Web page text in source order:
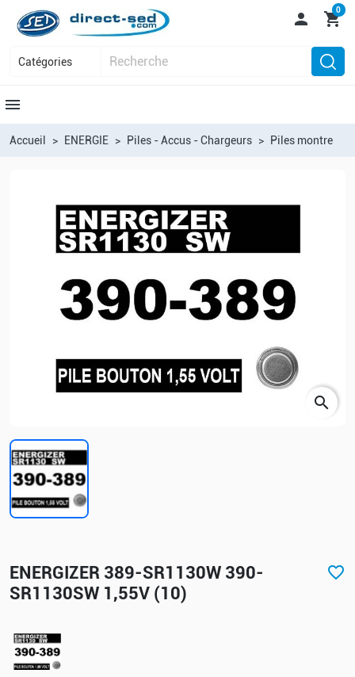
 shopping_cart
0
menu
Accueil ENERGIE Piles - Accus - Chargeurs Piles montre
search
ENERGIZER 389-SR1130W 390-
SR1130SW 1,55V (10)
favorite_border